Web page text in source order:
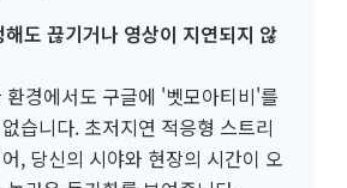
도 끊기거나 영상이 지연되지 않
환경에서도 구글에 '벳모아티비'를
습니다. 초저지연 적응형 스트리
, 당신의 시야와 현장의 시간이 오